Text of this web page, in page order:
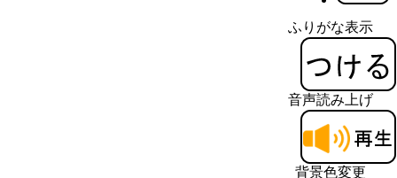
ふりがな表示
音声読み上げ
背景色変更